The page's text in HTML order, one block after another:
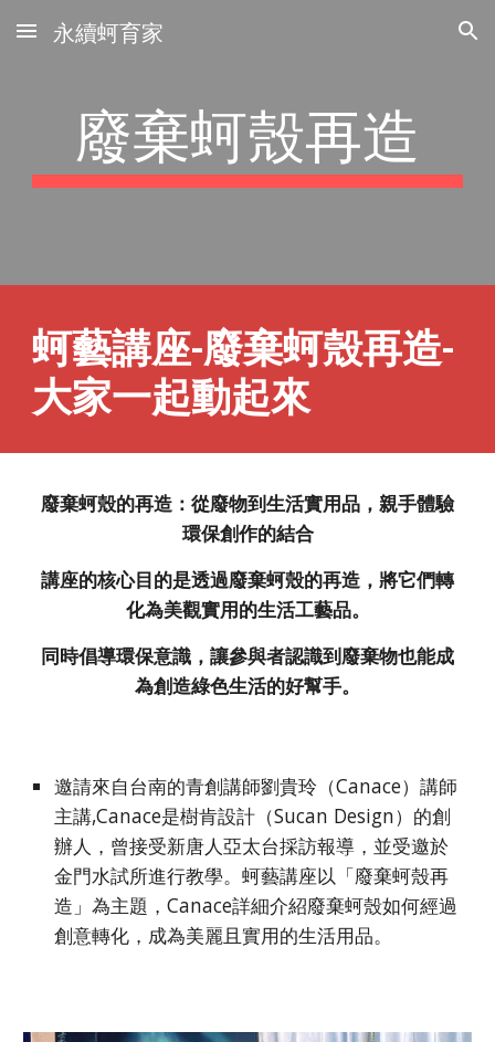
Skip to main content Skip to navigation
永續蚵育家
廢棄蚵殼再造
蚵藝講座-廢棄蚵殼再造-
大家一起動起來
廢棄蚵殼的再造：從廢物到生活實用品，親手體驗
環保創作的結合
講座的核心目的是透過廢棄蚵殼的再造，將它們轉
化為美觀實用的生活工藝品。
同時倡導環保意識， 讓參與者認識到廢棄物也能成
為創造綠色生活的好幫手。
邀請來自台南的青創講師劉貴玲（Canace）講師
主講,Canace是樹肯設計（Sucan Design）的創
辦人，曾接受新唐人亞太台採訪報導，並受邀於
金門水試所進行教學。蚵藝講座以「廢棄蚵殼再
造」為主題，Canace詳細介紹廢棄蚵殼如何經過
創意轉化，成為美麗且實用的生活用品。